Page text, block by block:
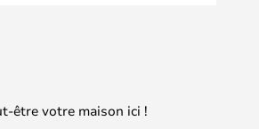
être votre maison ici !